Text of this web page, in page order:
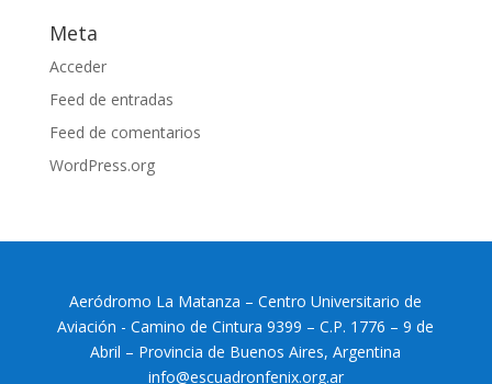
Meta
Acceder
Feed de entradas
Feed de comentarios
WordPress.org
Aeródromo La Matanza – Centro Universitario de
Aviación - Camino de Cintura 9399 – C.P. 1776 – 9 de
Abril – Provincia de Buenos Aires, Argentina
info@escuadronfenix.org.ar